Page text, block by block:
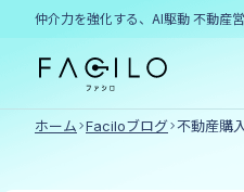
仲介力を強化する、AI駆動 不動産
ホーム Faciloブログ 不動産購